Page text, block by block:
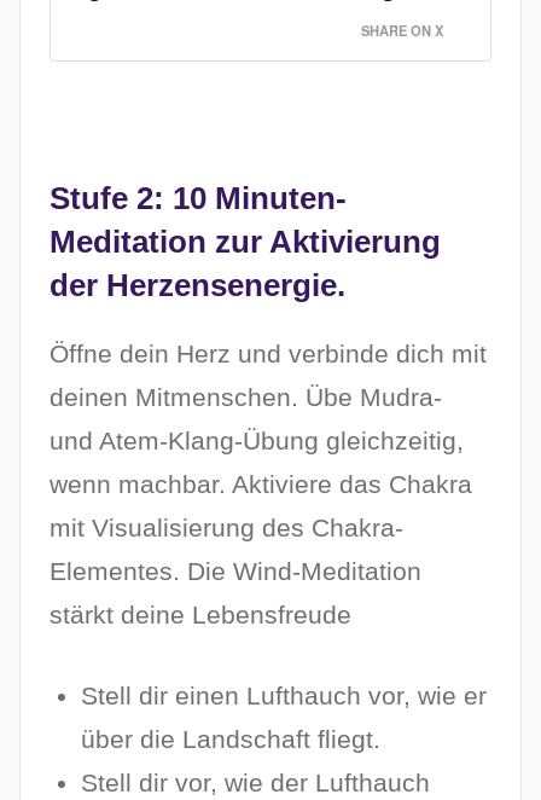
SHARE ON X
Stufe 2: 10 Minuten-
Meditation zur Aktivierung
der Herzensenergie.
Öffne dein Herz und verbinde dich mit
deinen Mitmenschen. Übe Mudra-
und Atem-Klang-Übung gleichzeitig,
wenn machbar. Aktiviere das Chakra
mit Visualisierung des Chakra-
Elementes. Die Wind-Meditation
stärkt deine Lebensfreude
Stell dir einen Lufthauch vor, wie er
über die Landschaft fliegt.
Stell dir vor, wie der Lufthauch